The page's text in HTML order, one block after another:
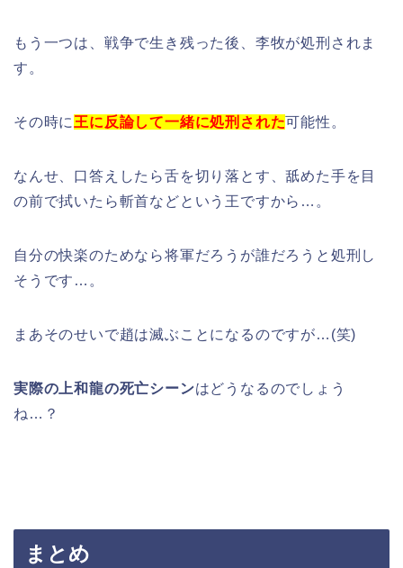
もう一つは、戦争で生き残った後、李牧が処刑されま
す。
その時に 王に反論して一緒に処刑された可能性。
なんせ、口答えしたら舌を切り落とす、舐めた手を目
の前で拭いたら斬首などという王ですから…。
自分の快楽のためなら将軍だろうが誰だろうと処刑し
そうです…。
まあそのせいで趙は滅ぶことになるのですが…(笑)
実際の上和龍の死亡シーンはどうなるのでしょう
ね…？
まとめ